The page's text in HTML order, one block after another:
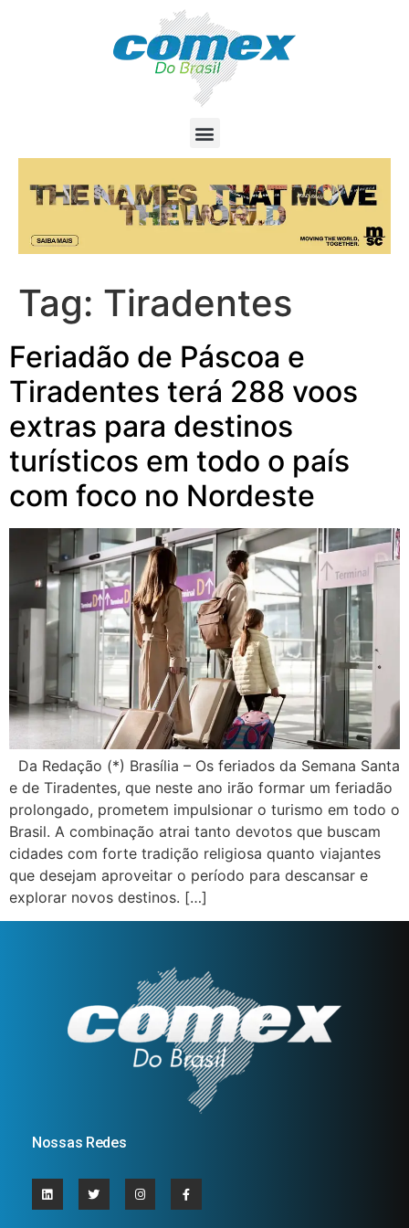
Tag: Tiradentes
Feriadão de Páscoa e
Tiradentes terá 288 voos
extras para destinos
turísticos em todo o país
com foco no Nordeste
Da Redação (*) Brasília – Os feriados da Semana Santa
e de Tiradentes, que neste ano irão formar um feriadão
prolongado, prometem impulsionar o turismo em todo o
Brasil. A combinação atrai tanto devotos que buscam
cidades com forte tradição religiosa quanto viajantes
que desejam aproveitar o período para descansar e
explorar novos destinos. […]
Nossas Redes